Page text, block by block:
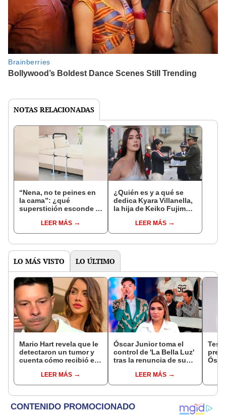
NOTAS RELACIONADAS
“Nena, no te peines en
la cama”: ¿qué
superstición esconde la
Enanitos Verdes?
LEER MÁS
¿Quién es y a qué se
dedica Kyara Villanella,
la hija de Keiko Fujimori
nivel nacional?
LEER MÁS
LO MÁS VISTO LO ÚLTIMO
Mario Hart revela que le
detectaron un tumor y
cuenta cómo recibió el
muy fuertes..."
LEER MÁS
Óscar Junior toma el
control de 'La Bella Luz'
tras la renuncia de su
caso Naldy Saldaña
LEER MÁS